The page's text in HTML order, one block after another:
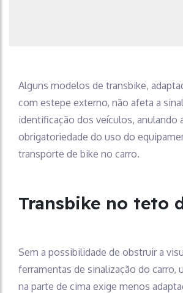
Alguns modelos de transbike,
com estepe externo, não afeta a
identificação dos veículos, anulando
obrigatoriedade do uso do
transporte de bike no carro.
Transbike no teto
Sem a possibilidade de obstruir a
ferramentas de sinalização do carro,
na parte de cima exige menos